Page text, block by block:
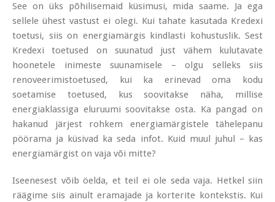
See on üks põhilisemaid küsimusi, mida saame. Ja ega
sellele ühest vastust ei olegi. Kui tahate kasutada Kredexi
toetusi, siis on energiamärgis kindlasti kohustuslik. Sest
Kredexi toetused on suunatud just vähem kulutavate
hoonetele inimeste suunamisele – olgu selleks siis
renoveerimistoetused, kui ka erinevad oma kodu
soetamise toetused, kus soovitakse näha, millise
energiaklassiga eluruumi soovitakse osta. Ka pangad on
hakanud järjest rohkem energiamärgistele tähelepanu
pöörama ja küsivad ka seda infot. Kuid muul juhul – kas
energiamärgist on vaja või mitte?
Iseenesest võib öelda, et teil ei ole seda vaja. Hetkel siin
räägime siis ainult eramajade ja korterite kontekstis. Kui